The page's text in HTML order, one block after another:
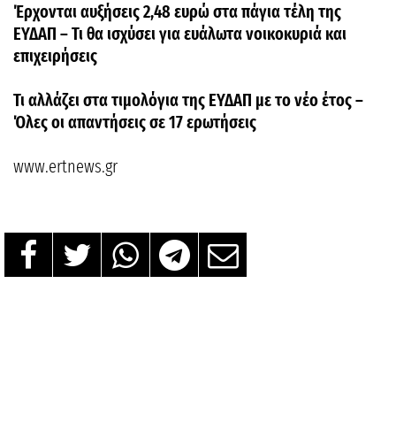
Έρχονται αυξήσεις 2,48 ευρώ στα πάγια τέλη της
ΕΥΔΑΠ – Τι θα ισχύσει για ευάλωτα νοικοκυριά και
επιχειρήσεις
Τι αλλάζει στα τιμολόγια της ΕΥΔΑΠ με το νέο έτος –
Όλες οι απαντήσεις σε 17 ερωτήσεις
www.ertnews.gr